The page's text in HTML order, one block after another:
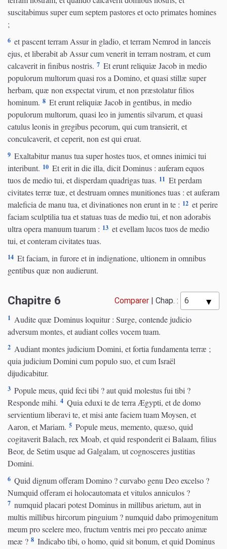
suscitabimus super eum septem pastores et octo primates homines
;
6 et pascent terram Assur in gladio, et terram Nemrod in lanceis
ejus, et liberabit ab Assur cum venerit in terram nostram, et cum
calcaverit in finibus nostris. 7 Et erunt reliquiæ Jacob in medio
populorum multorum quasi ros a Domino, et quasi stillæ super
herbam, quæ non exspectat virum, et non præstolatur filios
hominum. 8 Et erunt reliquiæ Jacob in gentibus, in medio
populorum multorum, quasi leo in jumentis silvarum, et quasi
catulus leonis in gregibus pecorum, qui cum transierit, et
conculcaverit, et ceperit, non est qui eruat.
9 Exaltabitur manus tua super hostes tuos, et omnes inimici tui
interibunt. 10 Et erit in die illa, dicit Dominus : auferam equos
tuos de medio tui, et disperdam quadrigas tuas. 11 Et perdam
civitates terræ tuæ, et destruam omnes munitiones tuas : et auferam
maleficia de manu tua, et divinationes non erunt in te : 12 et perire
faciam sculptilia tua et statuas tuas de medio tui, et non adorabis
ultra opera manuum tuarum : 13 et evellam lucos tuos de medio
tui, et conteram civitates tuas.
14 Et faciam, in furore et in indignatione, ultionem in omnibus
gentibus quæ non audierunt.
Chapitre 6 Comparer | Chap. :
1 Audite quæ Dominus loquitur : Surge, contende judicio
adversum montes, et audiant colles vocem tuam.
2 Audiant montes judicium Domini, et fortia fundamenta terræ ;
quia judicium Domini cum populo suo, et cum Israël
dijudicabitur.
3 Popule meus, quid feci tibi ? aut quid molestus fui tibi ?
Responde mihi. 4 Quia eduxi te de terra Ægypti, et de domo
servientium liberavi te, et misi ante faciem tuam Moysen, et
Aaron, et Mariam. 5 Popule meus, memento, quæso, quid
cogitaverit Balach, rex Moab, et quid responderit ei Balaam, filius
Beor, de Setim usque ad Galgalam, ut cognosceres justitias
Domini.
6 Quid dignum offeram Domino ? curvabo genu Deo excelso ?
Numquid offeram ei holocautomata et vitulos anniculos ?
7 numquid placari potest Dominus in millibus arietum, aut in
multis millibus hircorum pinguium ? numquid dabo primogenitum
meum pro scelere meo, fructum ventris mei pro peccato animæ
meæ ? 8 Indicabo tibi, o homo, quid sit bonum, et quid Dominus